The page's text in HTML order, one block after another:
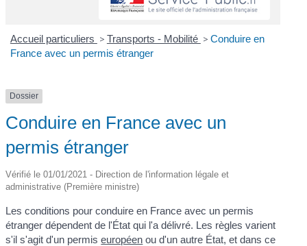
Accueil particuliers > Transports - Mobilité > Conduire en
France avec un permis étranger
Dossier
Conduire en France avec un
permis étranger
Vérifié le 01/01/2021 - Direction de l'information légale et
administrative (Première ministre)
Les conditions pour conduire en France avec un permis
étranger dépendent de l'État qui l'a délivré. Les règles varient
s'il s'agit d'un permiseuropéen ou d'un autre État, et dans ce